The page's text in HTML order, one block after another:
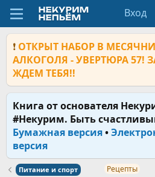
Вход
❗ ОТКРЫТ НАБОР В
АЛКОГОЛЯ - УВЕРТЮРА 57!
ЖДЕМ ТЕБЯ!!
Книга от основателя
#Некурим. Быть
Бумажная версия•
версия
Питание и спорт Рецепты